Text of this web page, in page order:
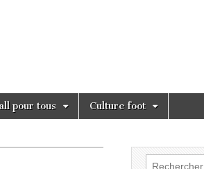
pour tous Culture foot
Rechercher :